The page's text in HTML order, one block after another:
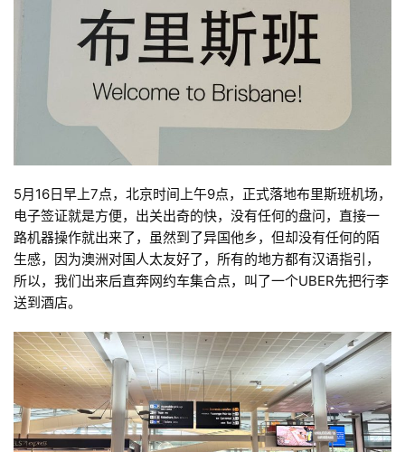
5月16日早上7点，北京时间上午9点，正式落地布里斯班机场，
电子签证就是方便，出关出奇的快，没有任何的盘问，直接一
路机器操作就出来了，虽然到了异国他乡，但却没有任何的陌
生感，因为澳洲对国人太友好了，所有的地方都有汉语指引，
所以，我们出来后直奔网约车集合点，叫了一个UBER先把行李
送到酒店。